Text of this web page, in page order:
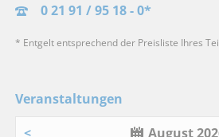
0 21 91 / 95 18 - 0*
* Entgelt entsprechend der Preisliste Ihres
Veranstaltungen
<
August